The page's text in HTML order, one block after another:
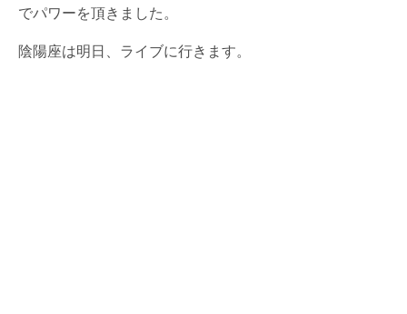
でパワーを頂きました。
陰陽座は明日、ライブに行きます。